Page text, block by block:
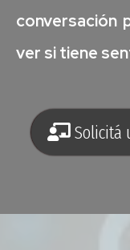
conversación
ver si tiene
Solicitá